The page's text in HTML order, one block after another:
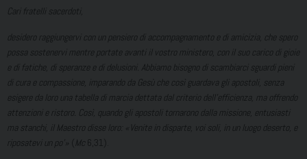
Cari fratelli sacerdoti,
desidero raggiungervi con un pensiero di accompagnamento e di amicizia, che spero
possa sostenervi mentre portate avanti il vostro ministero, con il suo carico di gioie
e di fatiche, di speranze e di delusioni. Abbiamo bisogno di scambiarci sguardi pieni
di cura e compassione, imparando da Gesù che così guardava gli apostoli, senza
esigere da loro una tabella di marcia dettata dal criterio dell’efficienza, ma offrendo
attenzioni e ristoro. Così, quando gli apostoli tornarono dalla missione, entusiasti
ma stanchi, il Maestro disse loro: «Venite in disparte, voi soli, in un luogo deserto, e
riposatevi un po’» ( Mc 6,31).